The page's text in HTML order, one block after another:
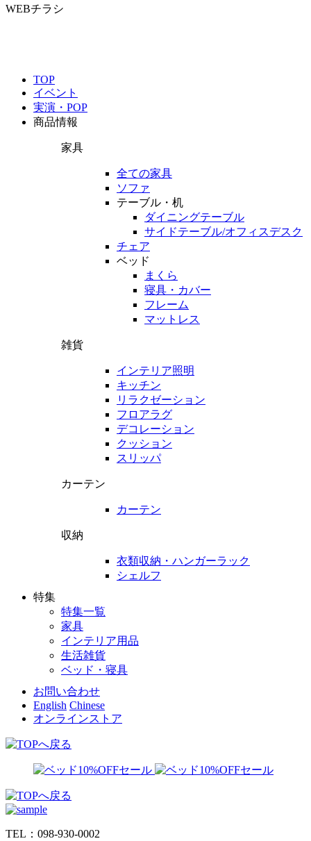
WEBチラシ
TOP
イベント
実演・POP
商品情報
家具
全ての家具
ソファ
テーブル・机
ダイニングテーブル
サイドテーブル/オフィスデスク
チェア
ベッド
まくら
寝具・カバー
フレーム
マットレス
雑貨
インテリア照明
キッチン
リラクゼーション
フロアラグ
デコレーション
クッション
スリッパ
カーテン
カーテン
収納
衣類収納・ハンガーラック
シェルフ
特集
特集一覧
家具
インテリア用品
生活雑貨
ベッド・寝具
お問い合わせ
English Chinese
オンラインストア
TEL：098-930-0002